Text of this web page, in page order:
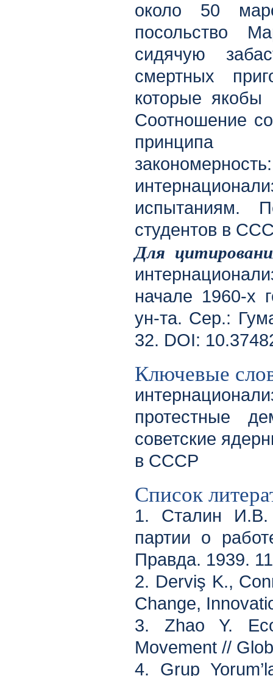
около 50
посольство
сидячую
смертных
которые якобы
Соотношение
принципа
испытаниям.
студентов в
Для
начале 1960-х
ун-та. Сер.:
32. DOI:
Ключевые
протестные
советские
в СССР
Список
1. Сталин И.В.
партии о
Правда. 1939.
2. Derviş K.,
Change,
3. Zhao Y.
Movement //
4. Grup